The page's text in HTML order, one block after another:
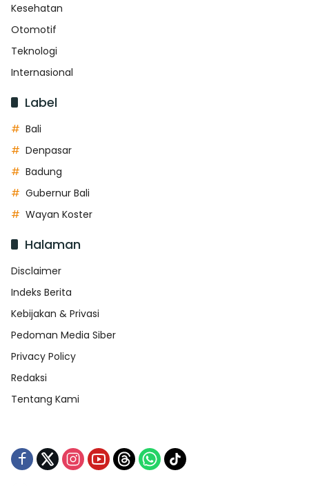
Kesehatan
Otomotif
Teknologi
Internasional
Label
Bali
Denpasar
Badung
Gubernur Bali
Wayan Koster
Halaman
Disclaimer
Indeks Berita
Kebijakan & Privasi
Pedoman Media Siber
Privacy Policy
Redaksi
Tentang Kami